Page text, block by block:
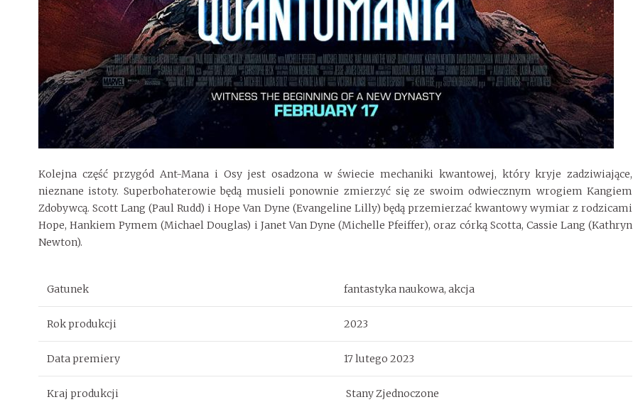
Kolejna część przygód Ant-Mana i Osy jest osadzona w świecie mechaniki kwantowej, który kryje zadziwiające,
nieznane istoty. Superbohaterowie będą musieli ponownie zmierzyć się ze swoim odwiecznym wrogiem Kangiem
Zdobywcą. Scott Lang (Paul Rudd) i Hope Van Dyne (Evangeline Lilly) będą przemierzać kwantowy wymiar z rodzicami
Hope, Hankiem Pymem (Michael Douglas) i Janet Van Dyne (Michelle Pfeiffer), oraz córką Scotta, Cassie Lang (Kathryn
Newton).
Gatunek fantastyka naukowa, akcja
Rok produkcji 2023
Data premiery 17 lutego 2023
Kraj produkcji Stany Zjednoczone